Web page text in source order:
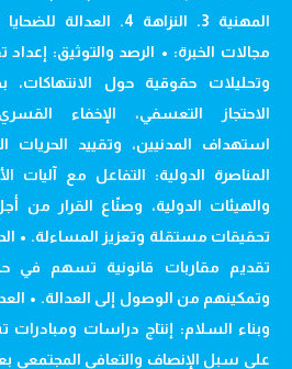
مجالات الخبرة: • الرصد والتوثيق: إعداد
وتحليلات حقوقية حول
الاحتجاز التعسفي، الإخفاء
استهداف المدنيين، وتقييد الحريات
المناصرة الدولية: التفاعل مع آليات
والهيئات الدولية، وصنّاع القرار من
تحقيقات مستقلة وتعزيز المساءلة. •
تقديم مقاربات قانونية تسهم في
وتمكينهم من الوصول إلى العدالة. •
وبناء السلام: إنتاج دراسات
على سبل الإنصاف والتعافي المجتمعي